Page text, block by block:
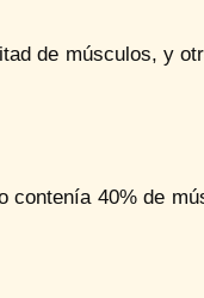
de músculos, y
contenía 40% de